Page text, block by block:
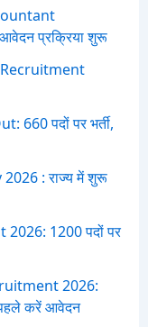
प्रक्रिया शुरू
पदों पर भर्ती,
: राज्य में शुरू
1200 पदों पर
2026:
पहले करें आवेदन